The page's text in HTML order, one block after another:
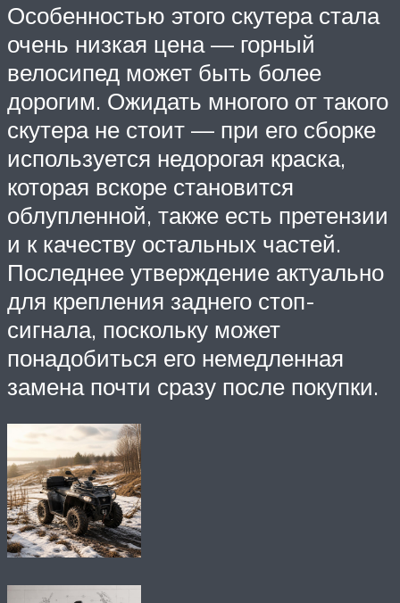
Особенностью этого скутера стала
очень низкая цена — горный
велосипед может быть более
дорогим. Ожидать многого от такого
скутера не стоит — при его сборке
используется недорогая краска,
которая вскоре становится
облупленной, также есть претензии
и к качеству остальных частей.
Последнее утверждение актуально
для крепления заднего стоп-
сигнала, поскольку может
понадобиться его немедленная
замена почти сразу после покупки.